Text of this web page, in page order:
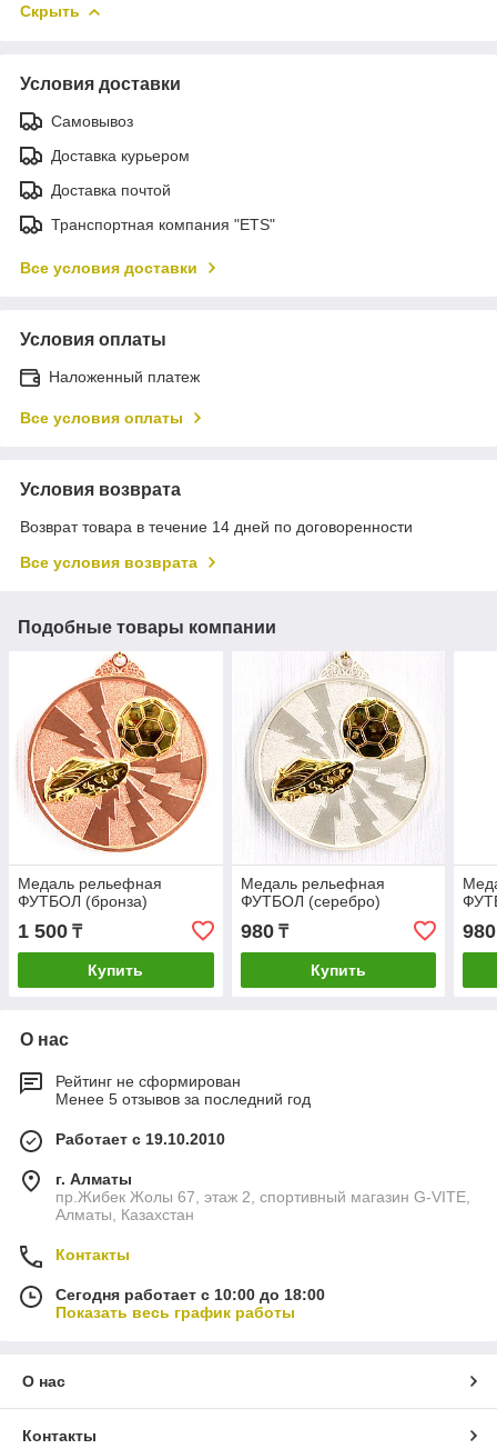
Скрыть
Условия доставки
Самовывоз
Доставка курьером
Доставка почтой
Транспортная компания "ETS"
Все условия доставки
Условия оплаты
Наложенный платеж
Все условия оплаты
Условия возврата
Возврат товара в течение 14 дней по договоренности
Все условия возврата
Подобные товары компании
Медаль рельефная
ФУТБОЛ (бронза)
1 500 ₸
Купить
Медаль рельефная
ФУТБОЛ (серебро)
980₸
Купить
980
О нас
Рейтинг не сформирован
Менее 5 отзывов за последний год
Работает с 19.10.2010
г. Алматы
пр.Жибек Жолы 67, этаж 2, спортивный магазин G-VITE,
Алматы, Казахстан
Контакты
Сегодня работает с 10:00 до 18:00
Показать весь график работы
О нас
Контакты